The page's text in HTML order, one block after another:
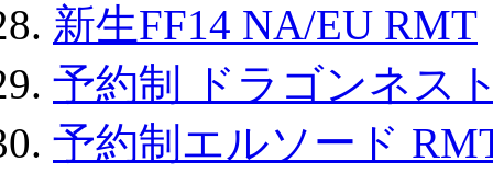
新生FF14 NA/EU RMT
予約制 ドラゴンネス
予約制エルソード